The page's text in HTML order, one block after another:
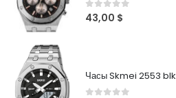
0 out of 5
43,00 $
Часы Skmei 2553 blk